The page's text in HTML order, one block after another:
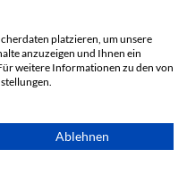
platzieren, um unsere
anzuzeigen und Ihnen ein
weitere Informationen zu den von
Ablehnen